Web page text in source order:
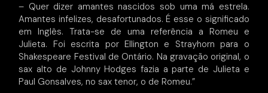
– Quer dizer amantes nascidos sob uma má estrela.
Amantes infelizes, desafortunados. É esse o significado
em Inglês. Trata-se de uma referência a Romeu e
Julieta. Foi escrita por Ellington e Strayhorn para o
Shakespeare Festival de Ontário. Na gravação original, o
sax alto de Johnny Hodges fazia a parte de Julieta e
Paul Gonsalves, no sax tenor, o de Romeu.”